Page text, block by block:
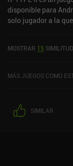
disponible para
solo jugador a la
de 3,7 sobre 5,0 en
MOSTRAR 15
MÁS JUEGOS COMO
SIMILAR